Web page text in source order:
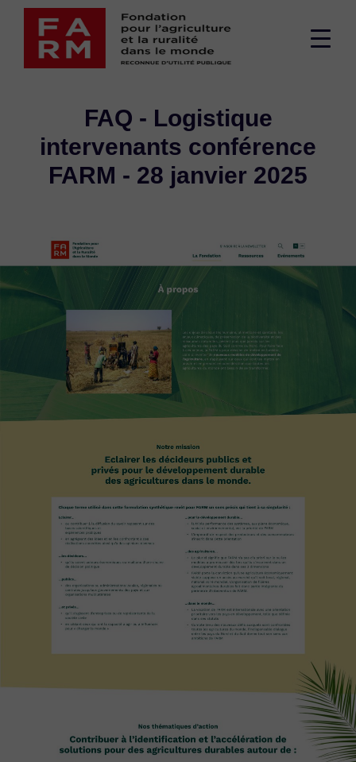
Passer
contenu
FAQ - Logistique
intervenants conférence
FARM - 28 janvier 2025